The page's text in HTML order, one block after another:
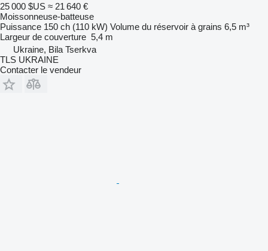
25 000 $US ≈ 21 640 €
Moissonneuse-batteuse
Puissance 150 ch (110 kW) Volume du réservoir à grains 6,5 m³
Largeur de couverture 5,4 m
Ukraine, Bila Tserkva
TLS UKRAINE
Contacter le vendeur